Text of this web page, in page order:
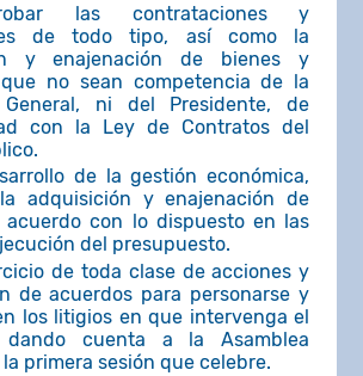
las contrataciones y
de todo tipo, así como la
y enajenación de bienes y
no sean competencia de la
General, ni del Presidente, de
con la Ley de Contratos del
de la gestión económica,
adquisición y enajenación de
acuerdo con lo dispuesto en las
del presupuesto.
de toda clase de acciones y
de acuerdos para personarse y
los litigios en que intervenga el
dando cuenta a la Asamblea
primera sesión que celebre.